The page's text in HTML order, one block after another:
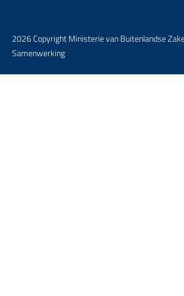
2026 Copyright Ministerie van Buitenlandse
Samenwerking